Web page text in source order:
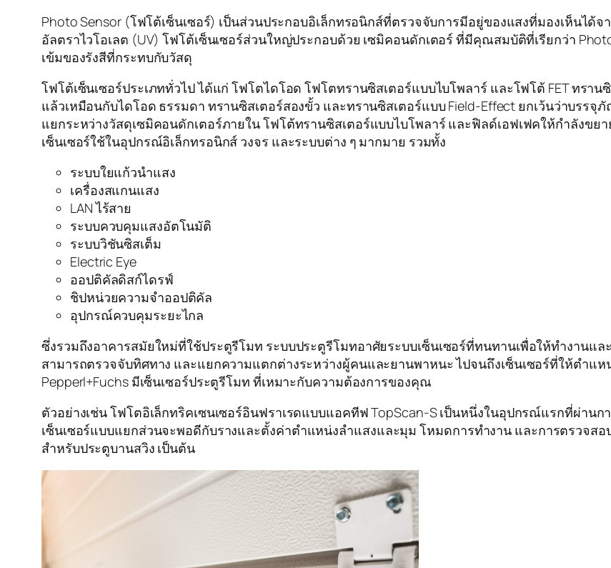
Photo Sensor (โฟโต้เซ็นเซอร์) เป็นส่วนประกอบอิเล็กทรอนิกส์ที่ตรวจจับการมีอยู่ของแสงที่มองเห็นได้
อัลตราไวโอเลต (UV) โฟโต้เซ็นเซอร์ส่วนใหญ่ประกอบด้วย เซมิคอนดักเตอร์ ที่มีคุณสมบัติที่เรียกว่า
เข้มของรังสีที่กระทบกับวัสดุ
โฟโต้เซ็นเซอร์ประเภททั่วไป ได้แก่ โฟโตไดโอด โฟโตทรานซิสเตอร์แบบไบโพลาร์ และโฟโต้ FET ทรา
แล้วเหมือนกับไดโอด ธรรมดา ทรานซิสเตอร์สองขั้ว และทรานซิสเตอร์แบบ Field-Effect ยกเว้นว่าบรร
แยกระหว่างวัสดุเซมิคอนดักเตอร์ภายใน โฟโต้ทรานซิสเตอร์แบบไบโพลาร์ และฟิลด์เอฟเฟคให้กำลังข
เซ็นเซอร์ใช้ในอุปกรณ์อิเล็กทรอนิกส์ วงจร และระบบต่าง ๆ มากมาย รวมทั้ง
ระบบใยแก้วนำแสง
เครื่องสแกนแสง
LAN ไร้สาย
ระบบควบคุมแสงอัตโนมัติ
ระบบวิชันซิสเต็ม
Electric Eye
ออปติคัลดิสก์ไดรฟ์
ชิปหน่วยความจำออปติคัล
อุปกรณ์ควบคุมระยะไกล
ซึ่งรวมถึงอาคารสมัยใหม่ที่ใช้ประตูรีโมท ระบบประตูรีโมทอาศัยระบบเซ็นเซอร์ที่ทนทานเพื่อให้ทำงานแ
สามารถตรวจจับทิศทาง และแยกความแตกต่างระหว่างผู้คนและยานพาหนะ ไปจนถึงเซ็นเซอร์ที่ให้ตำ
Pepperl+Fuchs มีเซ็นเซอร์ประตูรีโมท ที่เหมาะกับความต้องการของคุณ
ตัวอย่างเช่น โฟโตอิเล็กทริคเซนเซอร์อินฟราเรดแบบแอคทีฟ TopScan-S เป็นหนึ่งในอุปกรณ์แรกที่ผ่านก
เซ็นเซอร์แบบแยกส่วนจะพอดีกับรางและตั้งค่าตำแหน่งลำแสงและมุม โหมดการทำงาน และการตรวจส
สำหรับประตูบานสวิง เป็นต้น